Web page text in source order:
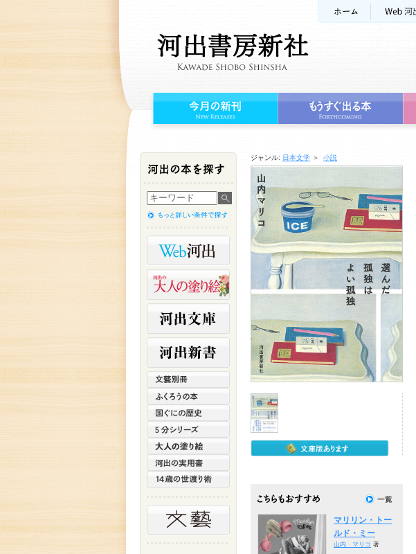
ジャンル: 日本文学 ＞ 小説
マリリン・トー
ルド・ミー
山内 マリコ 著